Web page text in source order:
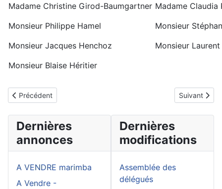
Madame Christine Girod-Baumgartner
Monsieur Philippe Hamel
Monsieur Jacques Henchoz
Monsieur Blaise Héritier
Madame Claudia
Monsieur
Monsieur Laurent
Article précédent : Documents
Précédent Article
Suivant
Dernières
annonces
A VENDRE marimba
A Vendre -
Dernières
modifications
Assemblée des
délégués